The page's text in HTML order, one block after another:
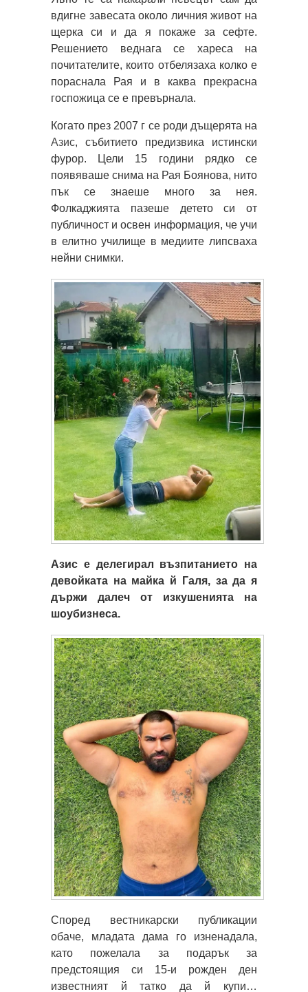
вдигне завесата около личния живот на
щерка си и да я покаже за сефте.
Решението веднага се хареса на
почитателите, които отбелязаха колко е
пораснала Рая и в каква прекрасна
госпожица се е превърнала.
Когато през 2007 г се роди дъщерята на
Азис, събитието предизвика истински
фурор. Цели 15 години рядко се
появяваше снима на Рая Боянова, нито
пък се знаеше много за нея.
Фолкаджията пазеше детето си от
публичност и освен информация, че учи
в елитно училище в медиите липсваха
нейни снимки.
Азис е делегирал възпитанието на
девойката на майка й Галя, за да я
държи далеч от изкушенията на
шоубизнеса.
Според вестникарски публикации
обаче, младата дама го изненадала,
като пожелала за подарък за
предстоящия си 15-и рожден ден
известният й татко да й купи…